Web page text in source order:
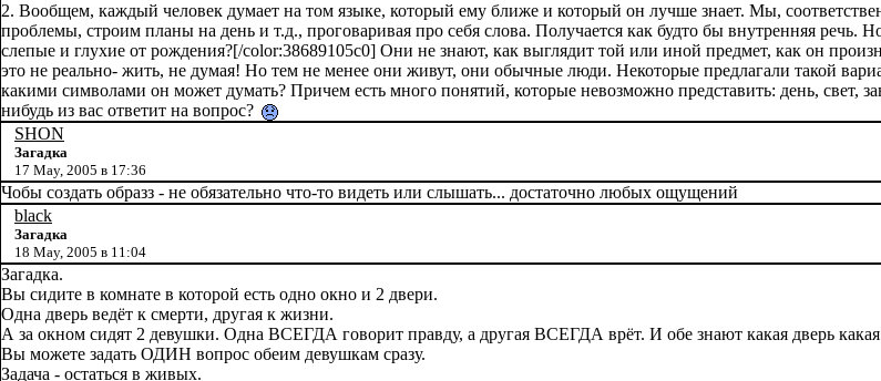
2. Вообщем, каждый человек думает на том языке, который ему ближе и который он лучше знает. Мы,
проблемы, строим планы на день и т.д., проговаривая про себя слова. Получается как будто бы внутренняя
слепые и глухие от рождения?[/color:38689105c0] Они не знают, как выглядит той или иной предмет, как он
это не реально- жить, не думая! Но тем не менее они живут, они обычные люди. Некоторые предлагали такой
какими символами он может думать? Причем есть много понятий, которые невозможно представить: день, свет,
нибудь из вас ответит на вопрос?
SHON
Загадка
17 May, 2005 в 17:36
Чобы создать образз - не обязательно что-то видеть или слышать... достаточно любых ощущений
black
Загадка
18 May, 2005 в 11:04
Загадка.
Вы сидите в комнате в которой есть одно окно и 2 двери.
Одна дверь ведёт к смерти, другая к жизни.
А за окном сидят 2 девушки. Одна ВСЕГДА говорит правду, а другая ВСЕГДА врёт. И обе знают какая дверь
Вы можете задать ОДИН вопрос обеим девушкам сразу.
Задача - остаться в живых.